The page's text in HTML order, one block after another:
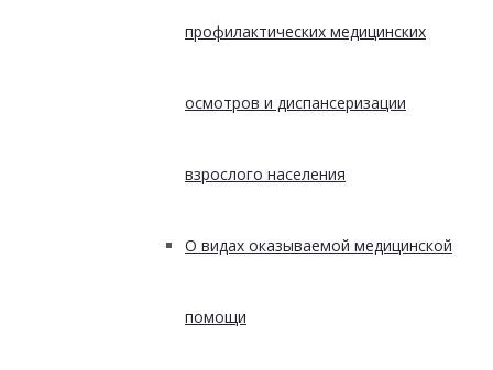
профилактических медицинских
осмотров и диспансеризации
взрослого населения
О видах оказываемой медицинской
помощи